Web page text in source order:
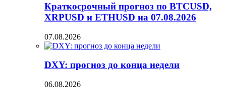
Краткосрочный прогноз по BTCUSD,
XRPUSD и ETHUSD на 07.08.2026
07.08.2026
DXY: прогноз до конца недели
06.08.2026